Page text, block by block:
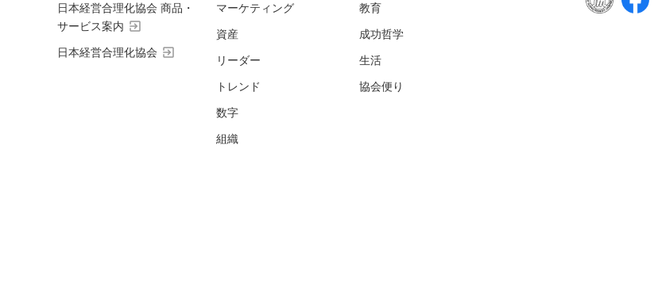
日本経営合理化協会 商品・
サービス案内 exit_to_app
日本経営合理化協会 exit_to_app
マーケティング
資産
リーダー
トレンド
数字
組織
教育
成功哲学
生活
協会便り